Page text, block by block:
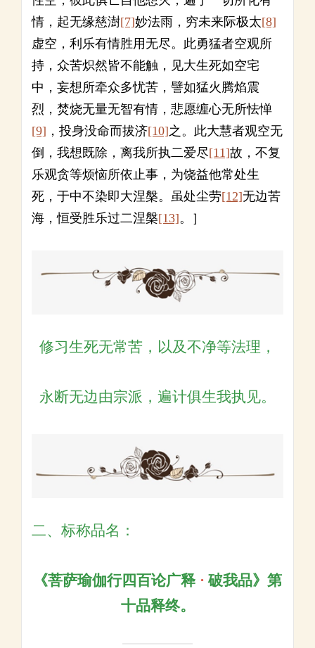
情，起无缘慈澍[7]妙法雨，穷未来际极太[8]
虚空，利乐有情胜用无尽。此勇猛者空观所
持，众苦炽然皆不能触，见大生死如空宅
中，妄想所牵众多忧苦，譬如猛火腾焰震
烈，焚烧无量无智有情，悲愿缠心无所怯惮
[9] ，投身没命而拔济[10]之。此大慧者观空无
倒，我想既除，离我所执二爱尽[11]故，不复
乐观贪等烦恼所依止事，为饶益他常处生
死，于中不染即大涅槃。虽处尘劳[12]无边苦
海，恒受胜乐过二涅槃[13]。］
修习生死无常苦，以及不净等法理，
永断无边由宗派，遍计俱生我执见。
二、标称品名：
《菩萨瑜伽行四百论广释 · 破我品》第
十品释终。